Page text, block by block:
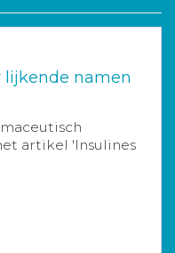
lijkende namen
artikel 'Insulines